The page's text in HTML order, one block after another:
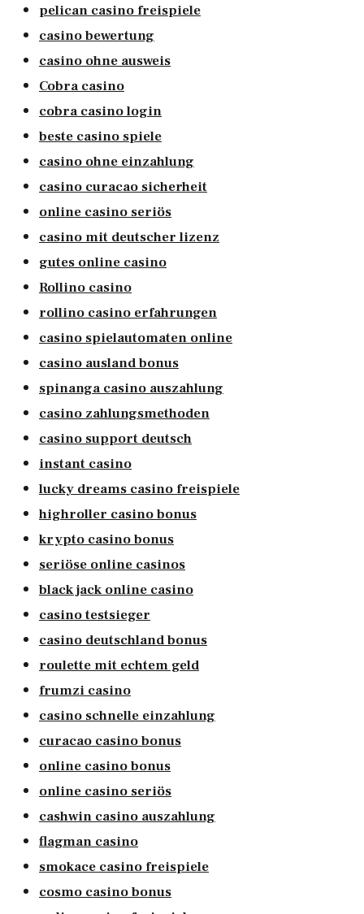
pelican casino freispiele
casino bewertung
casino ohne ausweis
Cobra casino
cobra casino login
beste casino spiele
casino ohne einzahlung
casino curacao sicherheit
online casino seriös
casino mit deutscher lizenz
gutes online casino
Rollino casino
rollino casino erfahrungen
casino spielautomaten online
casino ausland bonus
spinanga casino auszahlung
casino zahlungsmethoden
casino support deutsch
instant casino
lucky dreams casino freispiele
highroller casino bonus
krypto casino bonus
seriöse online casinos
black jack online casino
casino testsieger
casino deutschland bonus
roulette mit echtem geld
frumzi casino
casino schnelle einzahlung
curacao casino bonus
online casino bonus
online casino seriös
cashwin casino auszahlung
flagman casino
smokace casino freispiele
cosmo casino bonus